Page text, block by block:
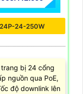
24-250W
bị 24 cổng
nguồn qua PoE,
độ downlink lên